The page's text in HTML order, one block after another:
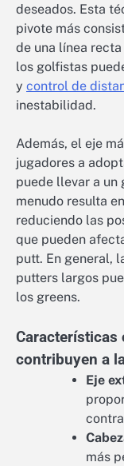
deseados. Esta
pivote más
de una línea
los golfistas
y control de
inestabilidad.
Además, el eje
jugadores a
puede llevar a un
menudo resulta
reduciendo las
que pueden
putt. En general,
putters largos
los greens.
Características
contribuyen a
Eje
más